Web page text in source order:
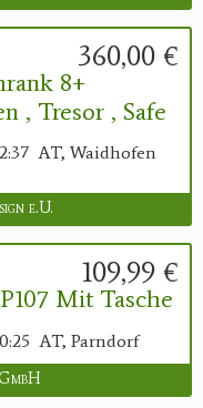
360,00 €
8+
, Tresor , Safe
AT, Waidhofen
e.U.
109,99 €
Mit Tasche
AT, Parndorf